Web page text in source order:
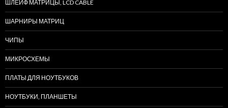
ШЛЕЙФ МАТРИЦЫ, LCD CABLE
ШАРНИРЫ МАТРИЦ
ЧИПЫ
МИКРОСХЕМЫ
ПЛАТЫ ДЛЯ НОУТБУКОВ
НОУТБУКИ, ПЛАНШЕТЫ